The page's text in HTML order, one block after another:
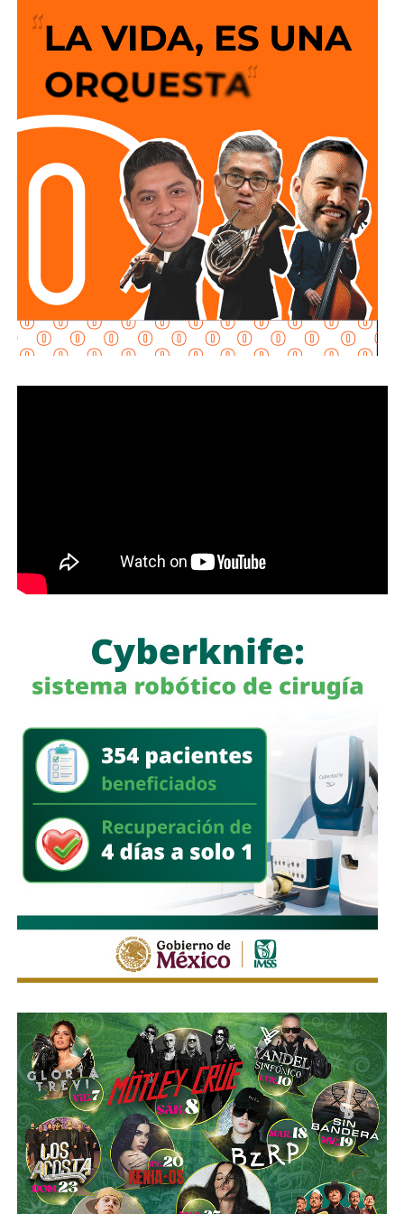
siempre es que el peatón suba y baje 200 escalones
de horribles estructuras de hierroo que los autos
sigan a 100 km/h sobre un puente o paso a desnivel.
No soy un experto en ingeniería urbana, por lo que no
pretendo entrar en detalles técnicos de si está bien o mal
hecho, por eso me centro en losdebates que quieren
forzar las páginas de Facebookque se llaman medios
de prensa.
Pocas veces he visto medios cuestionar la constante
construcción de estructura cochista que lejos de mejorar la
movilidad, como dicen los boletines oficiales, tienden
solamente a
favorecer la velocidad
¿Quién se acuerda de los peatones? ¿Quién piensa
en el que quiere cruzar la calle sin tener que subirse
en medio de la calle, pero la mayoría de los que piden la
señal con el aviso son los mismos que, a propósito, no
ser cortés con los peatones que intentan
Señales faltan más, como una que indique para qué o
realidad nadie lo sabe a ciencia cierta, otras en toda la
ciudad, lasque avisen que la ciclovía no es para que se
estacionen autos de los negocios de Carranza o
Himno Nacional.
La Avenida Chapultepec tiene varias señales que indican
que ellímite de velocidad es de 50 km/h, algunas casi
borradas -ahí te encargo, Ayuntamiento- pero en los
videos que circularon de autos voladores,en ninguno de
los casos, la velocidad del vehículo estaba por debajo
del límite permitido
.
Sí hubo un fallo grande por parte de lasautoridades
viales municipales que no anunciaron a tiempo el tope